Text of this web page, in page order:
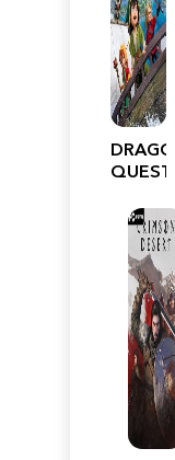
QUEST